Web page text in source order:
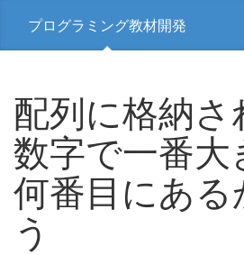
プログラミング教材開発
配列に格納さ
数字で一番大
何番目にある
う